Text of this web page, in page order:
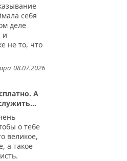
себя
деле
и
не то, что
08.07.2026
А
о тебе
великое,
а такое